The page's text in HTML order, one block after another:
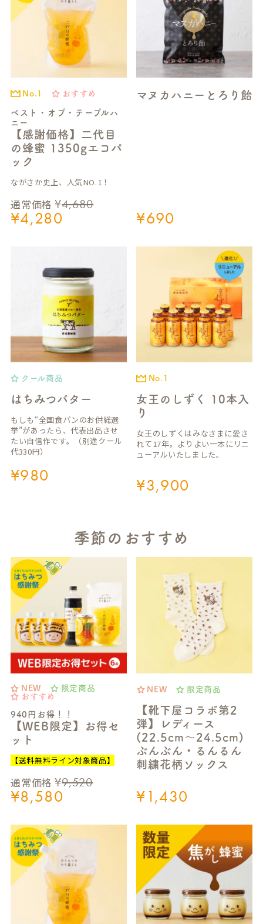
R
C
H
ベスト・オブ・テーブルハ
ニー
【感謝価格】二代目
の蜂蜜 1350gエコパ
ック
No.1 おすすめ
通常価格 ¥4,680
¥4,280
ながさか史上、人気NO.1！
マヌカハニーとろり飴
¥690
はちみつバター
クール商品
¥980
もしも“全国食パンのお供総選
挙”があったら、代表出品させ
たい自信作です。（別途クール
代330円）
女王のしずく 10本入
り
No.1
¥3,900
女王のしずくはみなさまに愛さ
れて17年。よりよい一本にリニ
ューアルいたしました。
季節のおすすめ
940円お得！！
【WEB限定】お得セ
ット
NEW
限定商品
おすすめ
通常価格 ¥9,520
¥8,580
【送料無料ライン対象商品】
【靴下屋コラボ第2
弾】レディース
(22.5cm～24.5cm)
ぶんぶん・るんるん
刺繍花柄ソックス
NEW 限定商品
¥1,430